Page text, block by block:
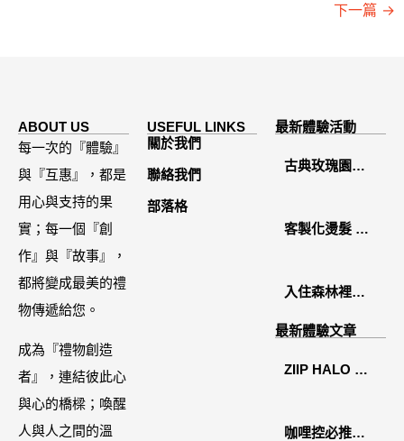
下一篇 →
ABOUT US
每一次的『體驗』
與『互惠』，都是
用心與支持的果
實；每一個『創
作』與『故事』，
都將變成最美的禮
物傳遞給您。
成為『禮物創造
者』，連結彼此心
與心的橋樑；喚醒
人與人之間的溫
USEFUL LINKS
關於我們
聯絡我們
部落格
最新體驗活動
古典玫瑰園
禮盒開箱分享 /
客製化燙髮 鏡
入住森林裡的
住宿˙八番私人
最新體驗文章
ZIIP HALO 居
好萊塢名人加
咖哩控必推！